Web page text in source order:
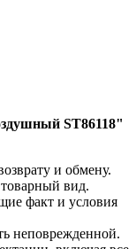
ST86118"
и обмену.
вид.
факт и условия
неповрежденной.